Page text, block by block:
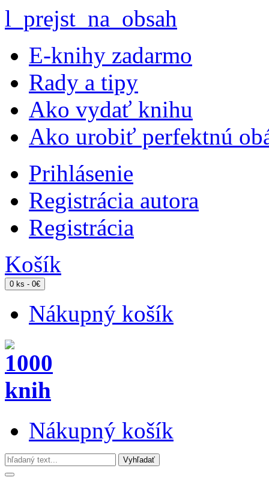
l_prejst_na_obsah
E-knihy zadarmo
Rady a tipy
Ako vydať knihu
Ako urobiť perfektnú
Prihlásenie
Registrácia autora
Registrácia
Košík
0 ks - 0€
Nákupný košík
Nákupný košík